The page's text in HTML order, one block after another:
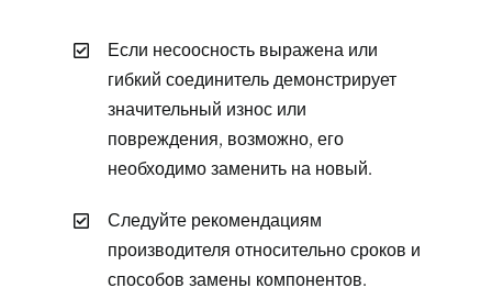
Если несоосность выражена или
гибкий соединитель демонстрирует
значительный износ или
повреждения, возможно, его
необходимо заменить на новый.
Следуйте рекомендациям
производителя относительно сроков и
способов замены компонентов.